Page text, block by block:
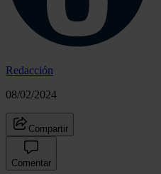
Redacción
08/02/2024
Compartir
Comentar